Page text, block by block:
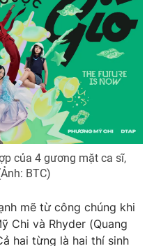
video
Thể thao
lòng Việt
của 4 gương mặt ca sĩ,
BTC)
mẽ từ công chúng khi
Chi và Rhyder (Quang
hai từng là hai thí sinh